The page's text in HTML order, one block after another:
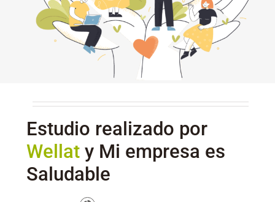
Estudio realizado por
Wellaty Mi empresa es
Saludable